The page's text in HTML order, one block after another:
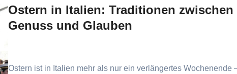
Ostern in Italien: Traditionen zwischen
Genuss und Glauben
Ostern ist in Italien mehr als nur ein verlängertes Wochenende